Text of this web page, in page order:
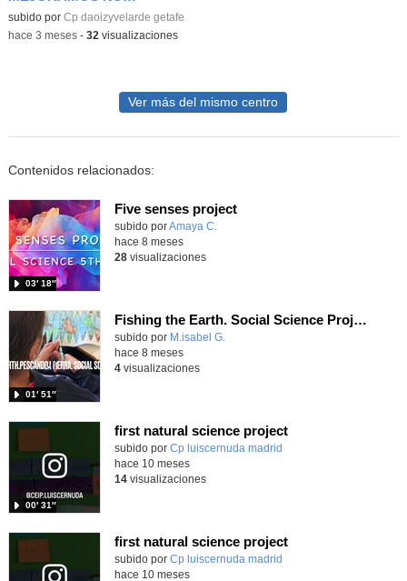
Contenido educativo.
subido por Cp daoizyvelarde getafe
-hace 3 meses- 32 visualizaciones
Ver más del mismo centro
Contenidos relacionados:
Five senses project
Contenido educativo.
subido porAmaya C.
03′ 18″
hace 8 meses
28visualizaciones
Fishing the Earth. Social Science Project. Year 3
Contenido educativo.
subido por M.isabel G.
01′ 51″
hace 8 meses
4visualizaciones
first natural science project
subido por Cp luiscernuda madrid
00′ 31″
hace 10 meses
14visualizaciones
first natural science project
Contenido educativo.
subido por Cp luiscernuda madrid
hace 10 meses